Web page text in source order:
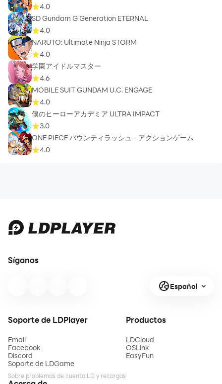
4.0
SD Gundam G Generation ETERNAL
4.0
NARUTO: Ultimate Ninja STORM
4.0
学園アイドルマスター
4.6
MOBILE SUIT GUNDAM U.C. ENGAGE
4.0
僕のヒーローアカデミア ULTRA IMPACT
3.0
ONE PIECE バウンティラッシュ - アクションゲーム
4.0
Síganos
Español
Soporte de LDPlayer
Email
Facebook
Discord
Soporte de LDGame
Sobre problemas de cuenta LD y recargas
Productos
LDCloud
OSLink
EasyFun